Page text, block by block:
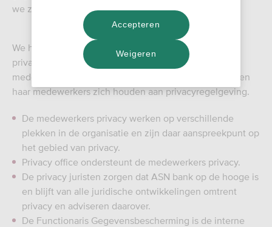
we ze verwerken.
We hebben een Functionaris Gegevensbescherming,
privacy officers, privacy juristen en meerdere
medewerkers privacy. Zij zien erop toe dat ASN Bank en
haar medewerkers zich houden aan privacyregelgeving.
De medewerkers privacy werken op verschillende
plekken in de organisatie en zijn daar aanspreekpunt op
het gebied van privacy.
Privacy office ondersteunt de medewerkers privacy.
De privacy juristen zorgen dat ASN bank op de hooge is
en blijft van alle juridische ontwikkelingen omtrent
privacy en adviseren daarover.
De Functionaris Gegevensbescherming is de interne
Weigeren
Accepteren